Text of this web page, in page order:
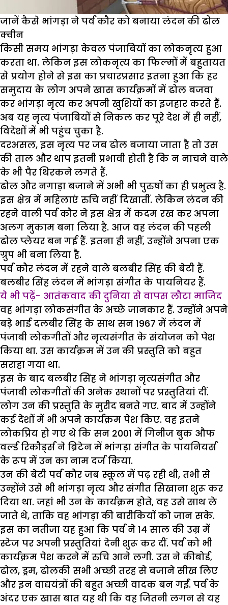
जानें कैसे भांगड़ा ने पर्व कौर को बनाया लंदन की ढोल
क्वीन
किसी समय भांगड़ा केवल पंजाबियों का लोकनृत्य हुआ
करता था. लेकिन इस लोकनृत्य का फिल्मों में बहुतायत
से प्रयोग होने से इस का प्रचारप्रसार इतना हुआ कि हर
समुदाय के लोग अपने खास कार्यक्रमों में ढोल बजवा
कर भांगड़ा नृत्य कर अपनी खुशियों का इजहार करते हैं.
अब यह नृत्य पंजाबियों से निकल कर पूरे देश में ही नहीं,
विदेशों में भी पहुंच चुका है.
दरअसल, इस नृत्य पर जब ढोल बजाया जाता है तो उस
की ताल और थाप इतनी प्रभावी होती है कि न नाचने वाले
के भी पैर थिरकने लगते हैं.
ढोल और नगाड़ा बजाने में अभी भी पुरुषों का ही प्रभुत्व है.
इस क्षेत्र में महिलाएं रुचि नहीं दिखातीं. लेकिन लंदन की
रहने वाली पर्व कौर ने इस क्षेत्र में कदम रख कर अपना
अलग मुकाम बना लिया है. आज वह लंदन की पहली
ढोल प्लेयर बन गई हैं. इतना ही नहीं, उन्होंने अपना एक
ग्रुप भी बना लिया है.
पर्व कौर लंदन में रहने वाले बलबीर सिंह की बेटी हैं.
बलबीर सिंह लंदन में भांगड़ा संगीत के पायनियर हैं.
ये भी पढ़ें- आतंकवाद की दुनिया से वापस लौटा माजिद
वह भांगड़ा लोकसंगीत के अच्छे जानकार हैं. उन्होंने अपने
बड़े भाई दलबीर सिंह के साथ सन 1967 में लंदन में
पंजाबी लोकगीतों और नृत्यसंगीत के संयोजन को पेश
किया था. उस कार्यक्रम में उन की प्रस्तुति को बहुत
सराहा गया था.
इस के बाद बलबीर सिंह ने भांगड़ा नृत्यसंगीत और
पंजाबी लोकगीतों की अनेक स्थानों पर प्रस्तुतियां दीं.
लोग उन की प्रस्तुति के मुरीद बनते गए. बाद में उन्होंने
कई देशों में भी अपने कार्यक्रम पेश किए. वह इतने
लोकप्रिय हो गए थे कि सन 2001 में गिनीज बुक औफ
वर्ल्ड रिकौर्ड्स ने ब्रिटेन में भांगड़ा संगीत के पायनियर्स
के रूप में उन का नाम दर्ज किया.
उन की बेटी पर्व कौर जब स्कूल में पढ़ रही थी, तभी से
उन्होंने उसे भी भांगड़ा नृत्य और संगीत सिखाना शुरू कर
दिया था. जहां भी उन के कार्यक्रम होते, वह उसे साथ ले
जाते थे, ताकि वह भांगड़ा की बारीकियों को जान सके.
इस का नतीजा यह हुआ कि पर्व ने 14 साल की उम्र में
स्टेज पर अपनी प्रस्तुतियां देनी शुरू कर दीं. पर्व को भी
कार्यक्रम पेश करने में रुचि आने लगी. उस ने कीबोर्ड,
ढोल, ड्रम, ढोलकी सभी अच्छी तरह से बजाने सीख लिए
और इन वाद्ययंत्रों की बहुत अच्छी वादक बन गईं. पर्व के
अंदर एक खास बात यह थी कि वह जितनी लगन से यह